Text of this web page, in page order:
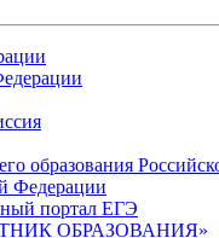
образования
Федерации
портал ЕГЭ
ОБРАЗОВАНИЯ»